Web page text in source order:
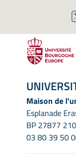
Maison de
Esplanade
BP 27877
03 80 39 50